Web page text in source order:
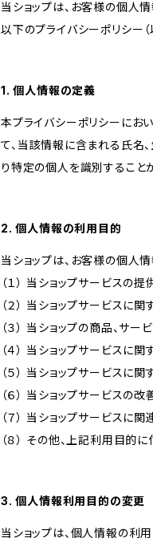
当ショップは、お客様の個人
以下のプライバシーポリシー（
1. 個人情報の定義
本プライバシーポリシーにお
て、当該情報に含まれる氏名
り特定の個人を識別すること
2. 個人情報の利用目的
当ショップは、お客様の個人
（１） 当ショップサービスの提
（２） 当ショップサービスに
（３） 当ショップの商品、サ
（４） 当ショップサービスに
（５） 当ショップサービスに
（６） 当ショップサービスの
（７） 当ショップサービスに
（８） その他、上記利用目的
3. 個人情報利用目的の変更
当ショップは、個人情報の利